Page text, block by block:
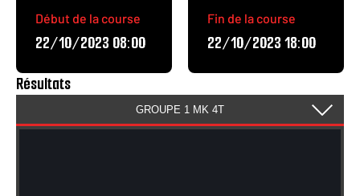
Début de la course
22/10/2023 08:00
Fin de la course
22/10/2023 18:00
Résultats